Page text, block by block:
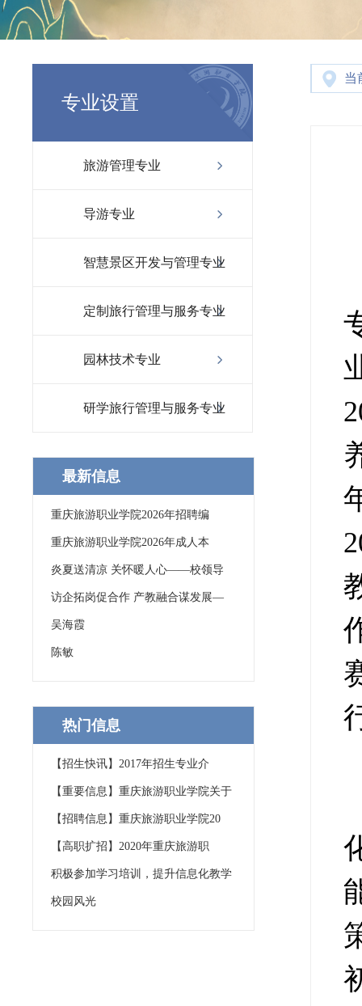
专业设置
旅游管理专业
导游专业
智慧景区开发与管理专业
定制旅行管理与服务专业
园林技术专业
研学旅行管理与服务专业
最新信息
重庆旅游职业学院2026年招聘编
重庆旅游职业学院2026年成人本
炎夏送清凉 关怀暖人心——校领导
访企拓岗促合作 产教融合谋发展—
吴海霞
陈敏
热门信息
【招生快讯】2017年招生专业介
【重要信息】重庆旅游职业学院关于
【招聘信息】重庆旅游职业学院20
【高职扩招】2020年重庆旅游职
积极参加学习培训，提升信息化教学
校园风光
当